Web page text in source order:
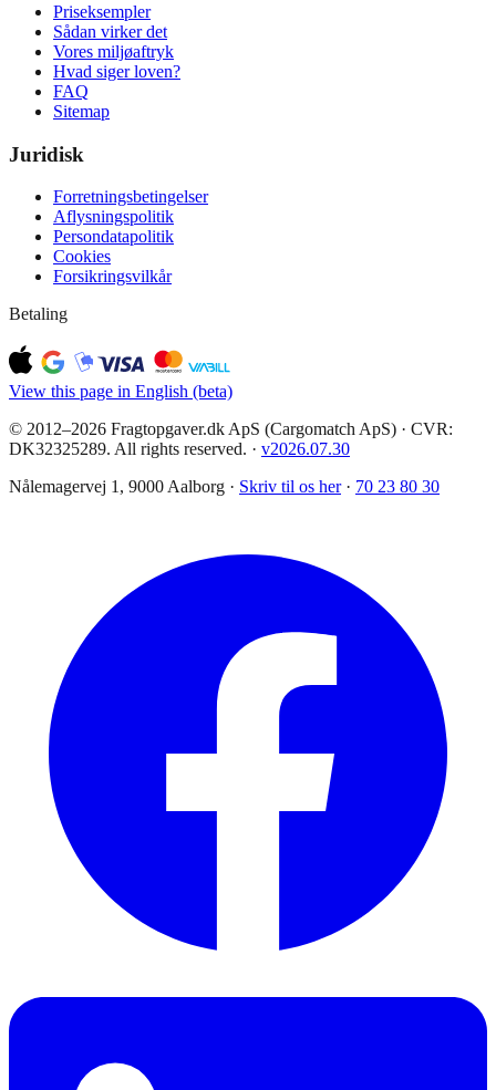
Priseksempler
Sådan virker det
Vores miljøaftryk
Hvad siger loven?
FAQ
Sitemap
Juridisk
Forretningsbetingelser
Aflysningspolitik
Persondatapolitik
Cookies
Forsikringsvilkår
Betaling
View this page in English (beta)
© 2012–2026 Fragtopgaver.dk ApS (Cargomatch ApS) · CVR:
DK32325289. All rights reserved. · v2026.07.30
Nålemagervej 1, 9000 Aalborg · Skriv til os her · 70 23 80 30